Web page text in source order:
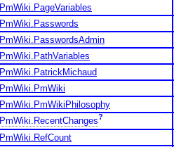
PmWiki.PageVariables
PmWiki.Passwords
PmWiki.PasswordsAdmin
PmWiki.PathVariables
PmWiki.PatrickMichaud
PmWiki.PmWiki
PmWiki.PmWikiPhilosophy
PmWiki.RecentChanges?
PmWiki.RefCount